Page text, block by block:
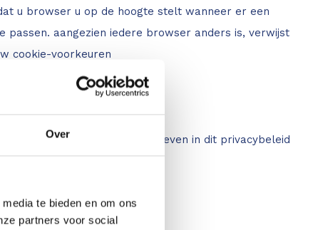
Over
te bieden en om ons
partners voor social
u browser u op de hoogte stelt wanneer er een
aangezien iedere browser anders is, verwijst
cookie-voorkeuren
die worden beschreven in dit privacybeleid